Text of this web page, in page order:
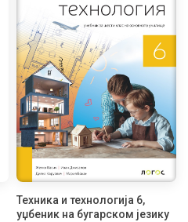
Техника и технологија 6,
уџбеник на бугарском језику